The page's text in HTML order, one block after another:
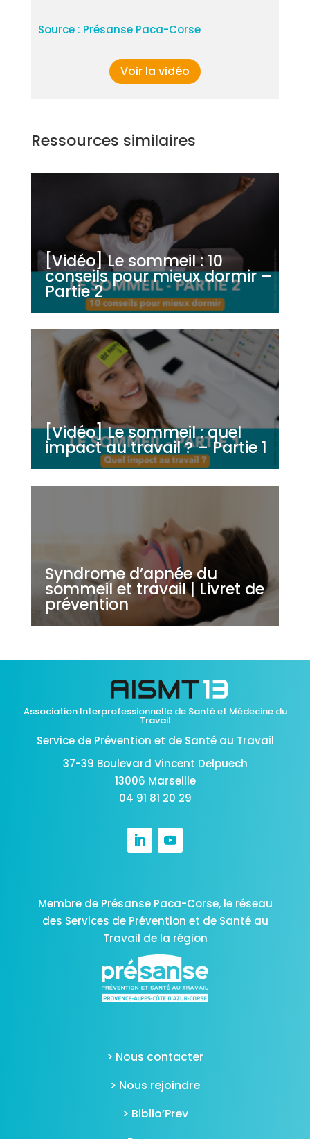
Source : Présanse Paca-Corse
Voir la vidéo
Ressources similaires
[Vidéo] Le sommeil : 10
conseils pour mieux dormir –
Partie 2
[Vidéo] Le sommeil : quel
impact au travail ? – Partie 1
Syndrome d’apnée du
sommeil et travail | Livret de
prévention
Association Interprofessionnelle de Santé et Médecine du
Travail
Service de Prévention et de Santé au Travail
37-39 Boulevard Vincent Delpuech
13006 Marseille
04 91 81 20 29
Membre de Présanse Paca-Corse, le réseau
des Services de Prévention et de Santé au
Travail de la région
> Nous contacter
> Nous rejoindre
> Biblio’Prev